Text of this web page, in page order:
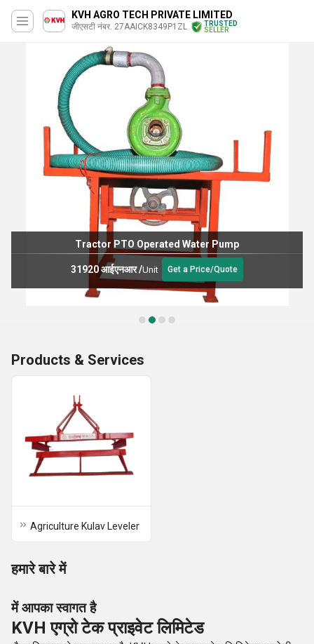
KVH AGRO TECH PRIVATE LIMITED
जीएसटी नंबर. 27AAICK8349P1ZL
TRUSTED
SELLER
Tractor PTO Operated Water Pump
31920 आईएनआर/Unit Get a Price/Quote
Products & Services
Agriculture Kulav Leveler
हमारे बारे में
में आपका स्वागत है
KVH एग्रो टेक प्राइवेट लिमिटेड